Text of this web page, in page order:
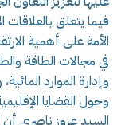
فيما يتعلق
الأمة على أهمية
في مجالات الطاقة
وإدارة الموارد
وحول القضايا
السيد عزوز ناصري أن